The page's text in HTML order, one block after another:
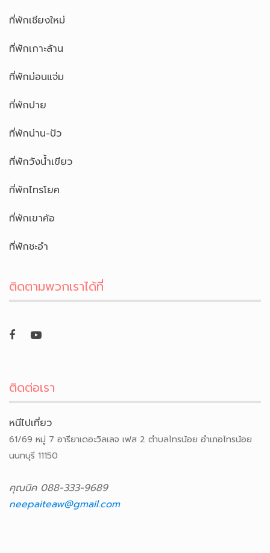
ที่พักเชียงใหม่
ที่พักเกาะล้าน
ที่พักม่อนแจ่ม
ที่พักปาย
ที่พักน่าน-ปัว
ที่พักวังน้ำเขียว
ที่พักไทรโยค
ที่พักเขาค้อ
ที่พักชะอำ
ติดตามพวกเราได้ที่
ติดต่อเรา
หนีไปเที่ยว
61/69 หมู่ 7 อารียาเดอะวิลเลจ เฟส 2 ตำบลไทรน้อย อำเภอไทรน้อย
นนทบุรี 11150
คุณนิค 088-333-9689
neepaiteaw@gmail.com